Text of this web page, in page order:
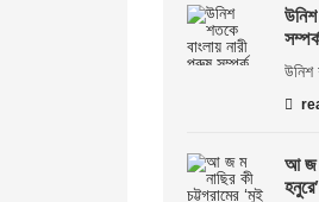
উনিশ
আ জ